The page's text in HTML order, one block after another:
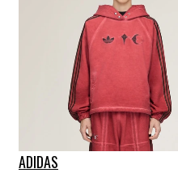
ADIDAS